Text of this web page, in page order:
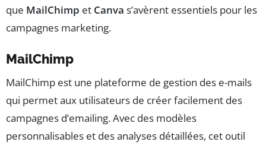
que MailChimp et Canva s’avèrent essentiels pour les
campagnes marketing.
MailChimp
MailChimp est une plateforme de gestion des e-mails
qui permet aux utilisateurs de créer facilement des
campagnes d’emailing. Avec des modèles
personnalisables et des analyses détaillées, cet outil